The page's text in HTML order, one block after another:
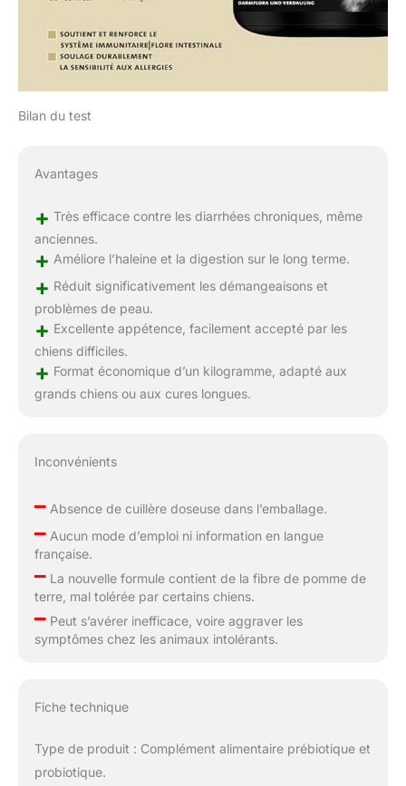
Bilan du test
Avantages
+ Très efficace contre les diarrhées chroniques, même
anciennes.
+ Améliore l’haleine et la digestion sur le long terme.
+ Réduit significativement les démangeaisons et
problèmes de peau.
+ Excellente appétence, facilement accepté par les
chiens difficiles.
+ Format économique d’un kilogramme, adapté aux
grands chiens ou aux cures longues.
Inconvénients
–Absence de cuillère doseuse dans l’emballage.
–Aucun mode d’emploi ni information en langue
française.
–La nouvelle formule contient de la fibre de pomme de
terre, mal tolérée par certains chiens.
–Peut s’avérer inefficace, voire aggraver les
symptômes chez les animaux intolérants.
Fiche technique
Type de produit : Complément alimentaire prébiotique et
probiotique.